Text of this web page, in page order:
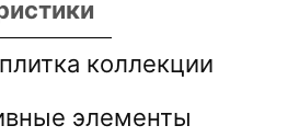
коллекции
элементы